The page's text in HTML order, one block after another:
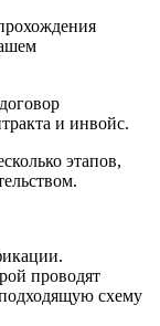
и инвойс.
этапов,
проводят
схему